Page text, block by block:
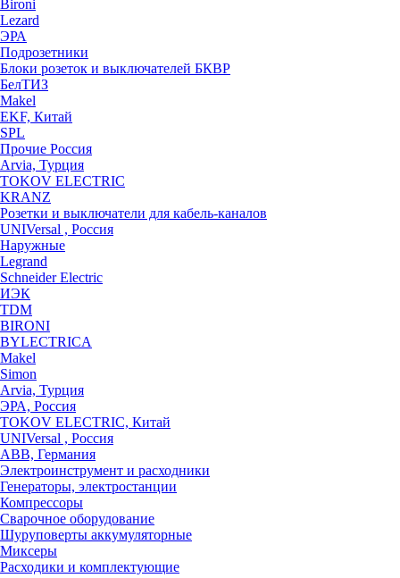
Bironi
Lezard
ЭРА
Подрозетники
Блоки розеток и выключателей БКВР
БелТИЗ
Makel
EKF, Китай
SPL
Прочие Россия
Arvia, Турция
TOKOV ELECTRIC
KRANZ
Розетки и выключатели для кабель-каналов
UNIVersal , Россия
Наружные
Legrand
Schneider Electric
ИЭК
TDM
BIRONI
BYLECTRICA
Makel
Simon
Arvia, Турция
ЭРА, Россия
TOKOV ELECTRIC, Китай
UNIVersal , Россия
ABB, Германия
Электроинструмент и расходники
Генераторы, электростанции
Компрессоры
Сварочное оборудование
Шуруповерты аккумуляторные
Миксеры
Расходики и комплектующие